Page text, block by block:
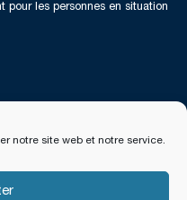
notre site web et notre service.
pour les personnes en situation